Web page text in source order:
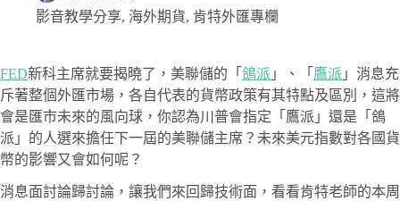
影音教學分享, 海外期貨, 肯特外匯專欄
FED新科主席就要揭曉了，美聯儲的「 鴿派 」、「 鷹派 」消息充
斥著整個外匯市場，各自代表的貨幣政策有其特點及區別，這將
會是匯市未來的風向球，你認為川普會指定「鷹派」還是「鴿
派」的人選來擔任下一屆的美聯儲主席？未來美元指數對各國貨
幣的影響又會如何呢？
消息面討論歸討論，讓我們來回歸技術面，看看肯特老師的本周